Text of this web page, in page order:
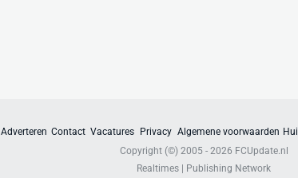
Adverteren Contact Vacatures Privacy Algemene voorwaarden
Copyright (©) 2005 - 2026 FCUpdate.nl
Realtimes | Publishing Network